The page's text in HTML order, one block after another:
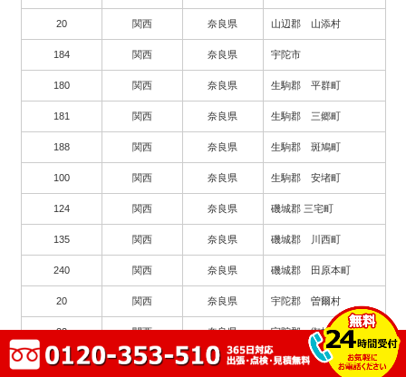
20 関西 奈良県 山辺郡 山添村
184 関西 奈良県 宇陀市
180 関西 奈良県 生駒郡 平群町
181 関西 奈良県 生駒郡 三郷町
188 関西 奈良県 生駒郡 斑鳩町
100 関西 奈良県 生駒郡 安堵町
124 関西 奈良県 磯城郡 三宅町
135 関西 奈良県 磯城郡 川西町
240 関西 奈良県 磯城郡 田原本町
20 関西 奈良県 宇陀郡 曽爾村
22 関西 奈良県 宇陀郡 御杖村
89 関西 奈良県 高市郡 高取町